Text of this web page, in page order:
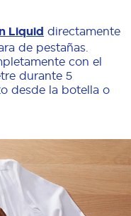
Liquid directamente
de pestañas.
con el
durante 5
desde la botella o